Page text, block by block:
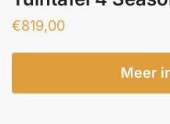
€819,00
Meer